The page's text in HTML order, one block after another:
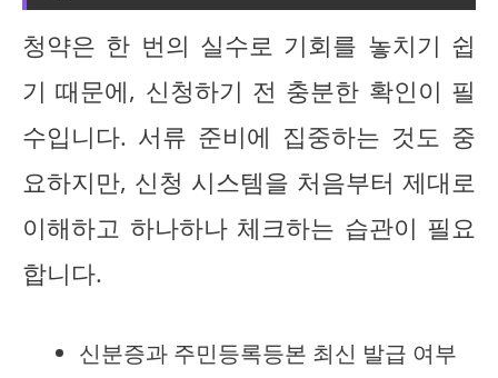
청약은 한 번의 실수로 기회를 놓치기 쉽
기 때문에, 신청하기 전 충분한 확인이 필
수입니다. 서류 준비에 집중하는 것도 중
요하지만, 신청 시스템을 처음부터 제대로
이해하고 하나하나 체크하는 습관이 필요
합니다.
신분증과 주민등록등본 최신 발급 여부